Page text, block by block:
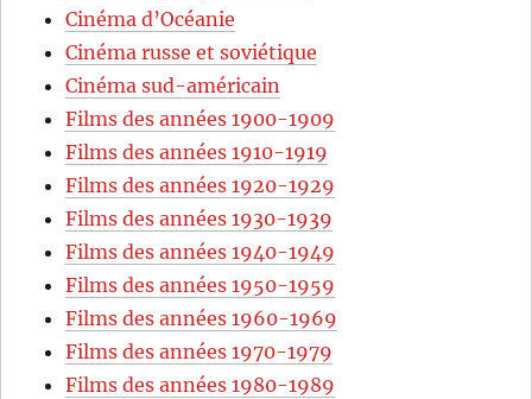
Cinéma d’Océanie
Cinéma russe et soviétique
Cinéma sud-américain
Films des années 1900-1909
Films des années 1910-1919
Films des années 1920-1929
Films des années 1930-1939
Films des années 1940-1949
Films des années 1950-1959
Films des années 1960-1969
Films des années 1970-1979
Films des années 1980-1989